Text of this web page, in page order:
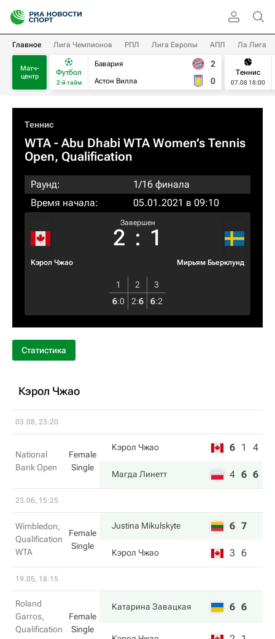
Главное Лига Чемпионов РПЛ Лига Европы АПЛ Ла Лига
Матч-
центр
Футбол
2-й тайм
Бавария
Астон Вилла
2
0
Теннис
07.08 18:00
Теннис
WTA- Abu Dhabi WTA Women’s Tennis
Open, Qualification
Раунд:
1/16 финала
Время начала:
05.01.2021 в 09:10
Кэрол Чжао
Завершен
2 : 1
Мирьям Бьерклунд
1 2
3
6:0 2:6 6:2
Статистика
Кэрол Чжао
03.08, 23:20
National
Bank Open
Female
Single
Кэрол Чжао 6 1 4
Магда Линетт 4 6 6
23.06, 15:25
Wimbledon,
Qualification
WTA
Female
Single
Justina Mikulskyte 6 7
Кэрол Чжао 3 6
19.05, 18:15
Roland
Garros,
Qualification
Female
Single
Катарина Завацкая 6 6